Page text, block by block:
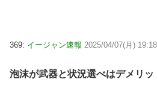
369: イージャン速報 2025/04/07(月)
泡沫が武器と状況選べはデメリ